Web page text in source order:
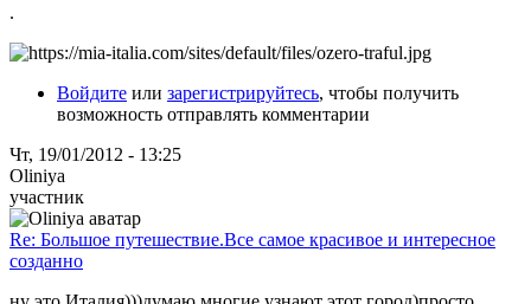
.
Войдите или зарегистрируйтесь, чтобы получить
возможность отправлять комментарии
Чт, 19/01/2012 - 13:25
Oliniya
участник
Re: Большое путешествие.Все самое красивое и интересное
созданно